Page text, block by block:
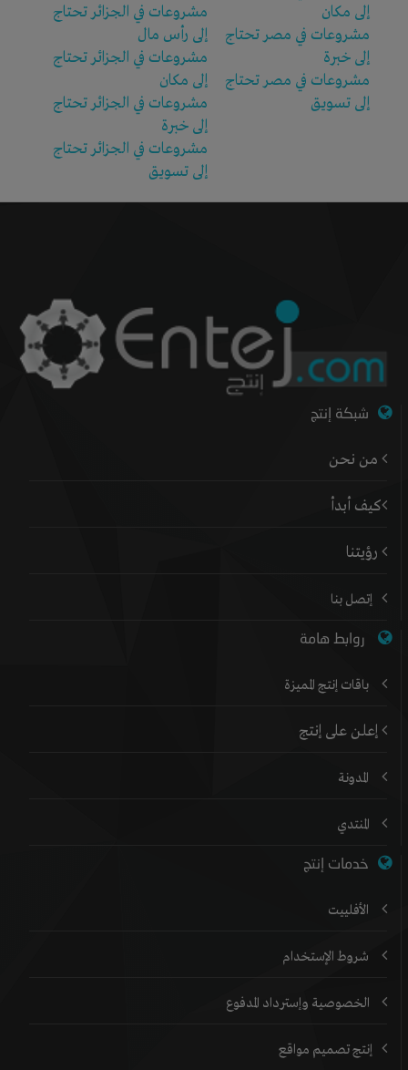
إلى مكان
مشروعات في مصر تحتاج
إلى خبرة
مشروعات في مصر تحتاج
إلى تسويق
مشروعات في الجزائر تحتاج
إلى رأس مال
مشروعات في الجزائر تحتاج
إلى مكان
مشروعات في الجزائر تحتاج
إلى خبرة
مشروعات في الجزائر تحتاج
إلى تسويق
شبكة إنتج
من نحن
كيف أبدأ
رؤيتنا
إتصل بنا
روابط هامة
باقات إنتج المميزة
إعلن على إنتج
المدونة
المنتدي
خدمات إنتج
الأفلييت
شروط الإستخدام
الخصوصية وإسترداد المدفوع
إنتج تصميم مواقع